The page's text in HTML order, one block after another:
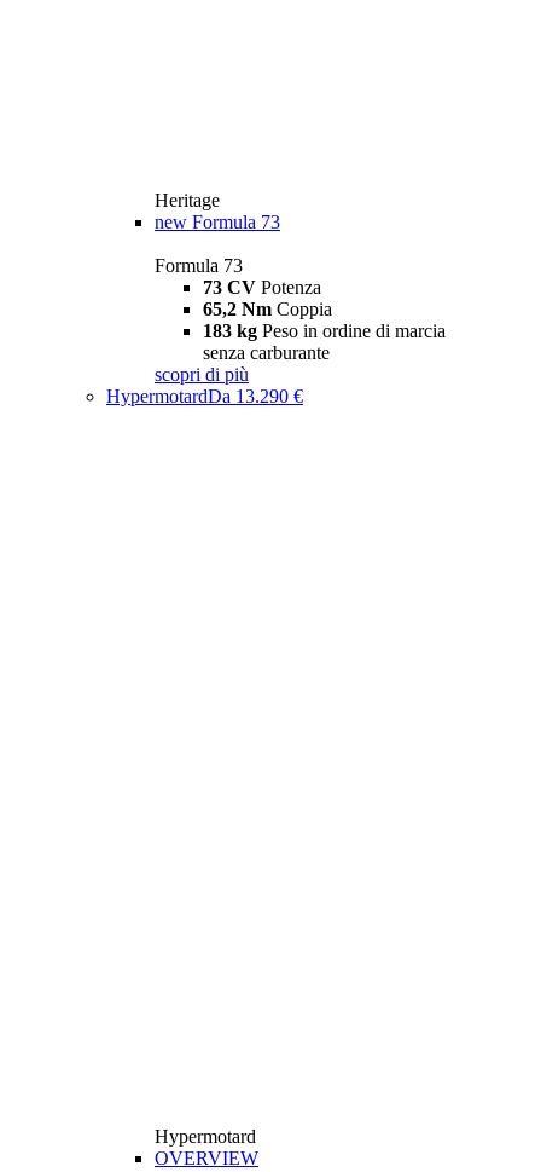
Heritage
new Formula 73
Formula 73
73 CV Potenza
65,2 Nm Coppia
183 kg Peso in ordine di marcia
senza carburante
scopri di più
HypermotardDa 13.290 €
Hypermotard
OVERVIEW